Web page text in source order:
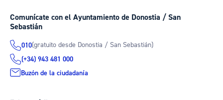
Comunícate con el Ayuntamiento de Donostia / San
Sebastián
010(gratuito desde Donostia / San Sebastián)
(+34) 943 481 000
Buzón de la ciudadanía